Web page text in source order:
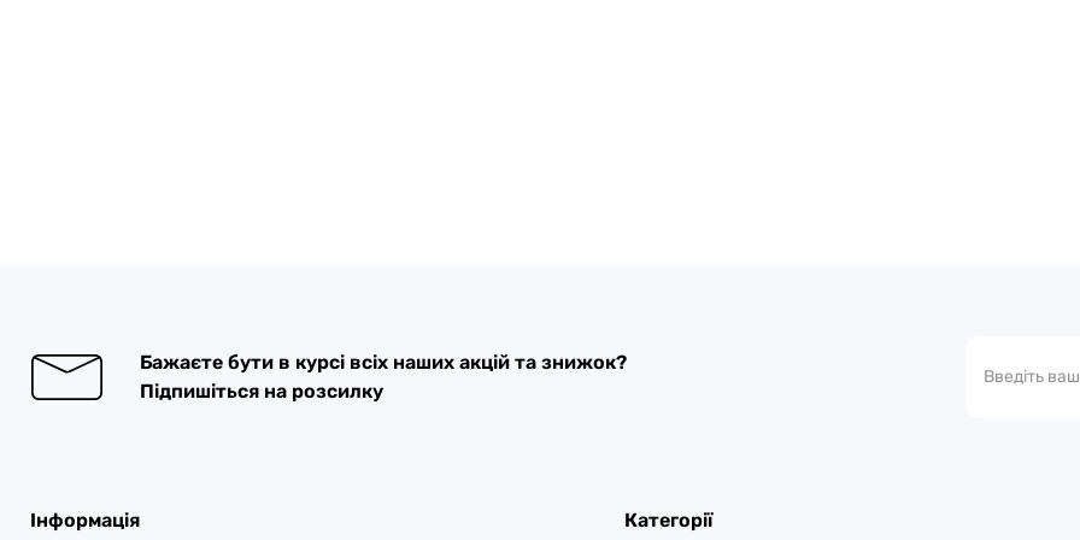
Бажаєте бути в курсі всіх наших акцій та знижок?
Підпишіться на розсилку
Інформація Категорії